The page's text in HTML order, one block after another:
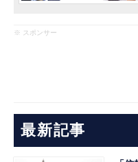
※ スポンサー
最新記事